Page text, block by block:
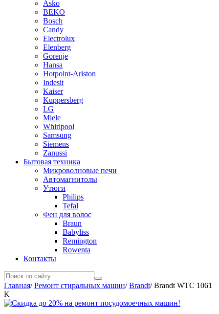
Asko
BEKO
Bosch
Candy
Electrolux
Elenberg
Gorenje
Hansa
Hotpoint-Ariston
Indesit
Kaiser
Kuppersberg
LG
Miele
Whirlpool
Samsung
Siemens
Zanussi
Бытовая техника
Микроволновые печи
Автомагнитолы
Утюги
Philips
Tefal
Фен для волос
Braun
Babyliss
Remington
Rowenta
Контакты
Главная/Ремонт стиральных машин/Brandt/Brandt WTC 1061
K